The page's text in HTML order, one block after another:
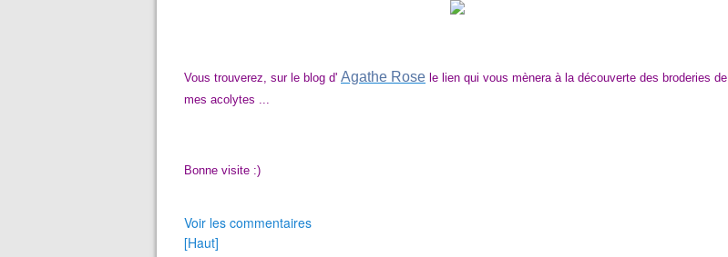
Vous trouverez, sur le blog d' Agathe Rose le lien qui vous mènera à la découverte des broderies de
mes acolytes ...
Bonne visite :)
Voir les commentaires
[Haut]